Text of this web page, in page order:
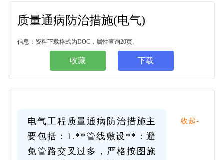
质量通病防治措施(电气)
信息：资料下载格式为DOC，属性查询20页。
收藏 下载
收起-
电气工程质量通病防治措施主
要包括：1.**管线敷设**：避
免管路交叉过多，严格按图施